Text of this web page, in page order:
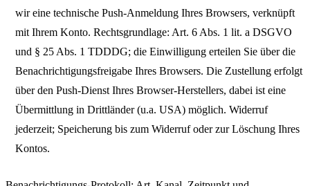
wir eine technische Push-Anmeldung Ihres Browsers, verknüpft
mit Ihrem Konto. Rechtsgrundlage: Art. 6 Abs. 1 lit. a DSGVO
und § 25 Abs. 1 TDDDG; die Einwilligung erteilen Sie über die
Benachrichtigungsfreigabe Ihres Browsers. Die Zustellung erfolgt
über den Push-Dienst Ihres Browser-Herstellers, dabei ist eine
Übermittlung in Drittländer (u.a. USA) möglich. Widerruf
jederzeit; Speicherung bis zum Widerruf oder zur Löschung Ihres
Kontos.